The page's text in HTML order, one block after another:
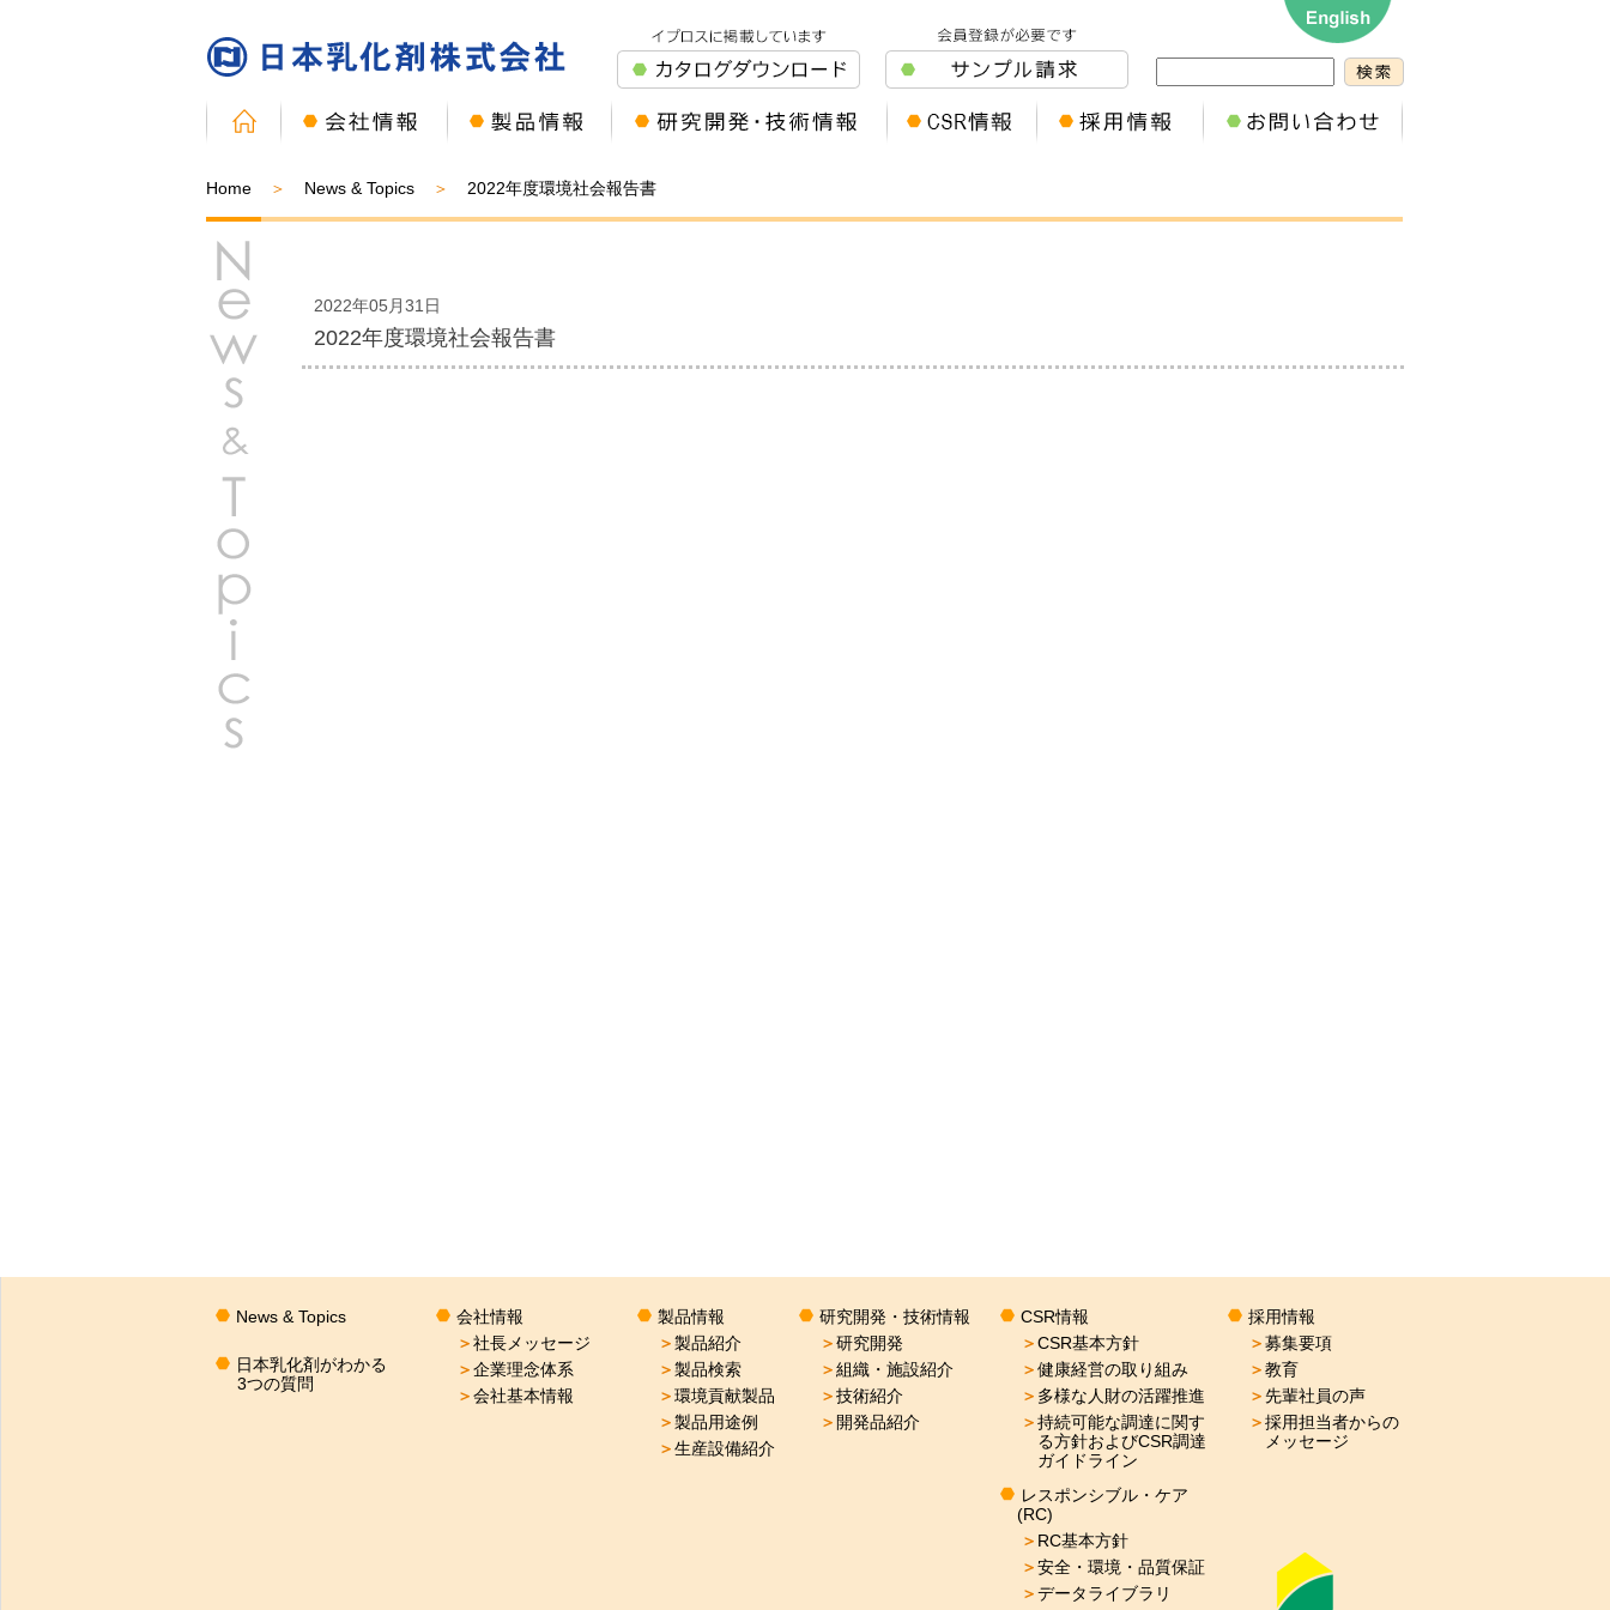
Home News & Topics 2022年度環境社会報告書
2022年05月31日
2022年度環境社会報告書
News & Topics
日本乳化剤がわかる
3つの質問
会社情報
＞社長メッセージ
＞企業理念体系
＞会社基本情報
製品情報
＞製品紹介
＞製品検索
＞環境貢献製品
＞製品用途例
＞生産設備紹介
研究開発・技術情報
＞研究開発
＞組織・施設紹介
＞技術紹介
＞ 開発品紹介
CSR情報
＞CSR基本方針
＞健康経営の取り組み
＞ 多様な人財の活躍推進
＞持続可能な調達に関す
る方針およびCSR調達
ガイドライン
レスポンシブル・ケア
(RC)
＞ RC基本方針
＞安全・環境・品質保証
＞データライブラリ
採用情報
＞募集要項
＞教育
＞先輩社員の声
＞採用担当者からの
メッセージ